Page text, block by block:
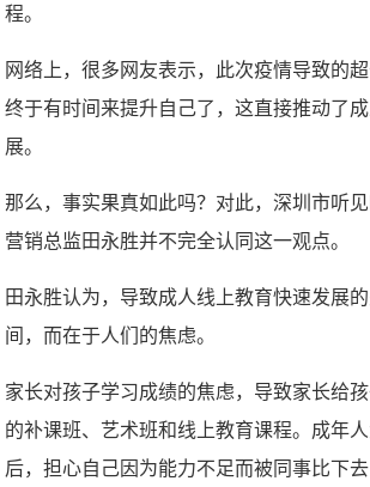
程。
网络上，很多网友表示，此次疫情导致的
终于有时间来提升自己了，这直接推动了
展。
那么，事实果真如此吗？对此，深圳市听
营销总监田永胜并不完全认同这一观点。
田永胜认为，导致成人线上教育快速发展
间，而在于人们的焦虑。
家长对孩子学习成绩的焦虑，导致家长给
的补课班、艺术班和线上教育课程。成年
后，担心自己因为能力不足而被同事比下